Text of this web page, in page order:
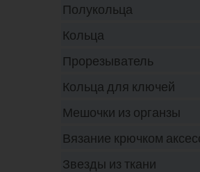
Полукольца
Кольца
Прорезыватель
Кольца для ключей
Мешочки из органзы
Вязание крючком
Звезды из ткани